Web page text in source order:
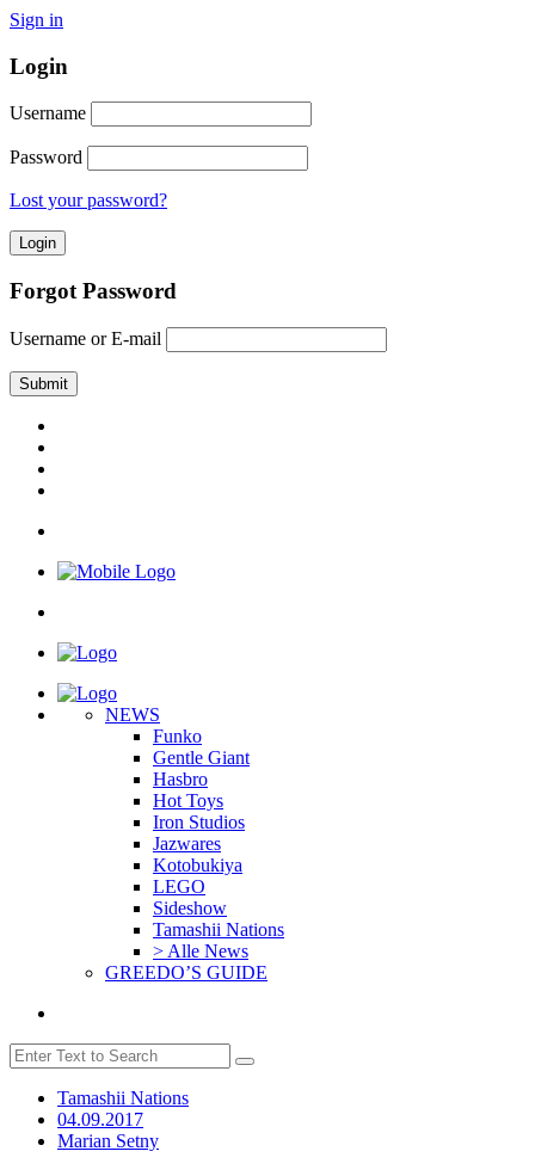
Sign in
Login
Username
Password
Lost your password?
Forgot Password
Username or E-mail
NEWS
Funko
Gentle Giant
Hasbro
Hot Toys
Iron Studios
Jazwares
Kotobukiya
LEGO
Sideshow
Tamashii Nations
> Alle News
GREEDO’S GUIDE
Tamashii Nations
04.09.2017
Marian Setny